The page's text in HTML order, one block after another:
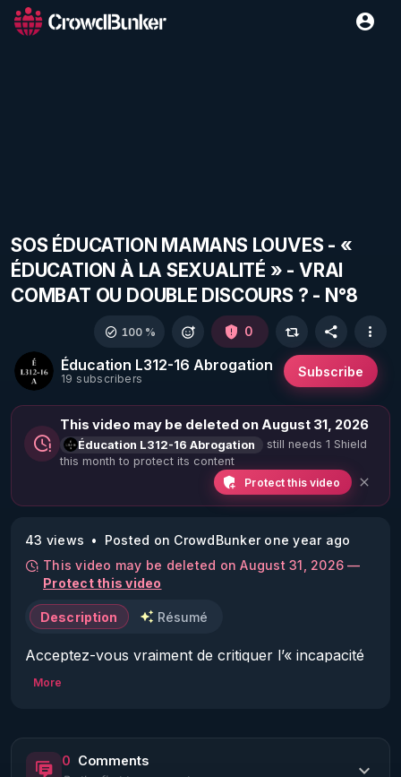
SOS ÉDUCATION MAMANS LOUVES - «
ÉDUCATION À LA SEXUALITÉ » - VRAI
COMBAT OU DOUBLE DISCOURS ? - N°8
Éducation L312-16 Abrogation
19 subscribers Subscribe
100 % 0
This video may be deleted on August 31, 2026
Éducation L312-16 Abrogation
still needs 1 Shield
this month to protect its content
Protect this video
43 views
Posted on CrowdBunker one year ago
This video may be deleted on August 31, 2026 —
Protect this video
Description Résumé
Acceptez-vous vraiment de critiquer l’« incapacité
des gouvernants à faire respecter une loi qui est
conséquences de l’accès des (adolescents)
mineurs à la pornographie, invoqué par ces
More
0 Comments